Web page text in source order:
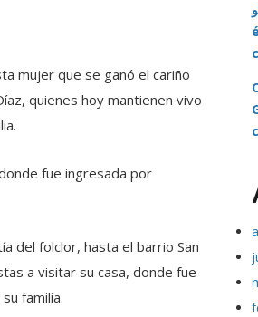
mujer que se ganó el cariño
quienes hoy mantienen vivo
fue ingresada por
del folclor, hasta el barrio San
a visitar su casa, donde fue
familia.